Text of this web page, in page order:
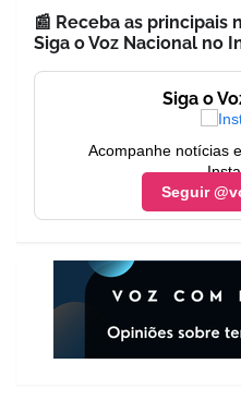
📰 Receba as principais
Siga o Voz Nacional no
Siga o
Acompanhe notícias
Seguir